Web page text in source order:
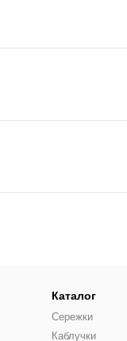
Каталог
Сережки
Каблучки